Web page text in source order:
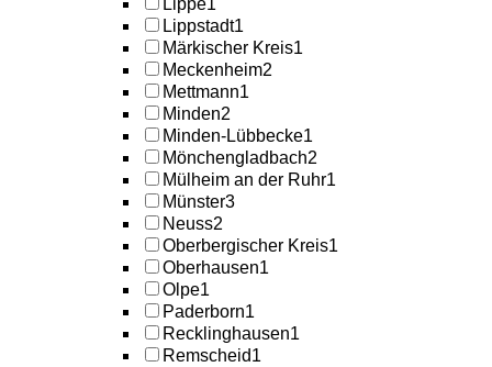
Lippe1
Lippstadt1
Märkischer Kreis1
Meckenheim2
Mettmann1
Minden2
Minden-Lübbecke1
Mönchengladbach2
Mülheim an der Ruhr1
Münster3
Neuss2
Oberbergischer Kreis1
Oberhausen1
Olpe1
Paderborn1
Recklinghausen1
Remscheid1